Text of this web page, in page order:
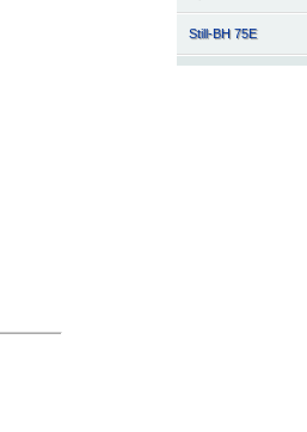
Still-BH 75E